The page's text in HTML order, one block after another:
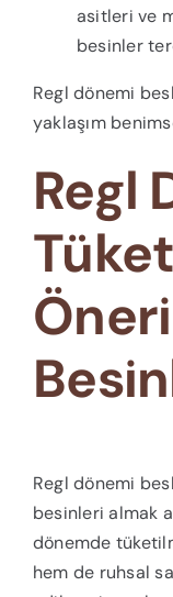
asitleri ve
besinler
Regl dönemi
yaklaşım
Regl
Regl dönemi
besinleri almak
dönemde
hem de ruhsal